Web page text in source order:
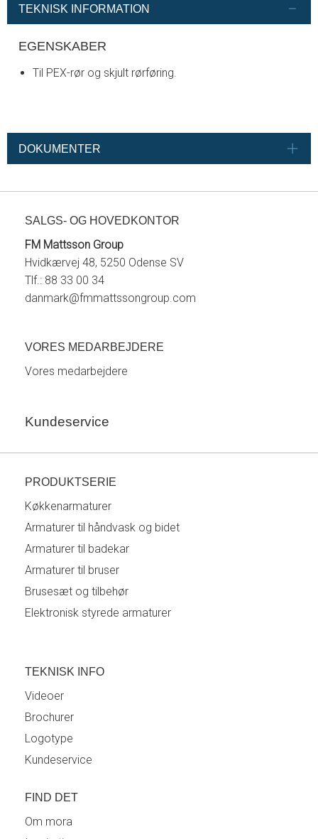
TEKNISK INFORMATION
EGENSKABER
Til PEX-rør og skjult rørføring.
DOKUMENTER
SALGS- OG HOVEDKONTOR
FM Mattsson Group
Hvidkærvej 48, 5250 Odense SV
Tlf.: 88 33 00 34
danmark@fmmattssongroup.com
VORES MEDARBEJDERE
Vores medarbejdere
Kundeservice
PRODUKTSERIE
Køkkenarmaturer
Armaturer til håndvask og bidet
Armaturer til badekar
Armaturer til bruser
Brusesæt og tilbehør
Elektronisk styrede armaturer
TEKNISK INFO
Videoer
Brochurer
Logotype
Kundeservice
FIND DET
Om mora